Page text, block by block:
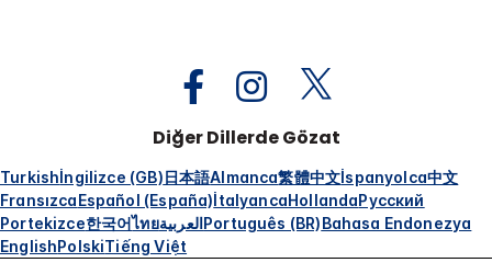
Diğer Dillerde Gözat
Turkishİngilizce (GB)日本語Almanca繁體中文İspanyolca中文
FransızcaEspañol (España)İtalyancaHollandaРусский
Portekizce한국어ไทยالعربيةPortuguês (BR)Bahasa Endonezya
EnglishPolskiTiếng Việt